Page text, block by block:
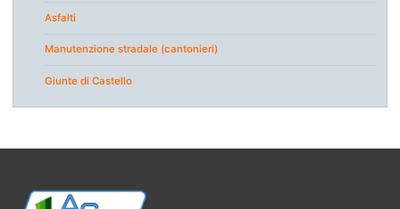
Asfalti
Manutenzione stradale (cantonieri)
Giunte di Castello